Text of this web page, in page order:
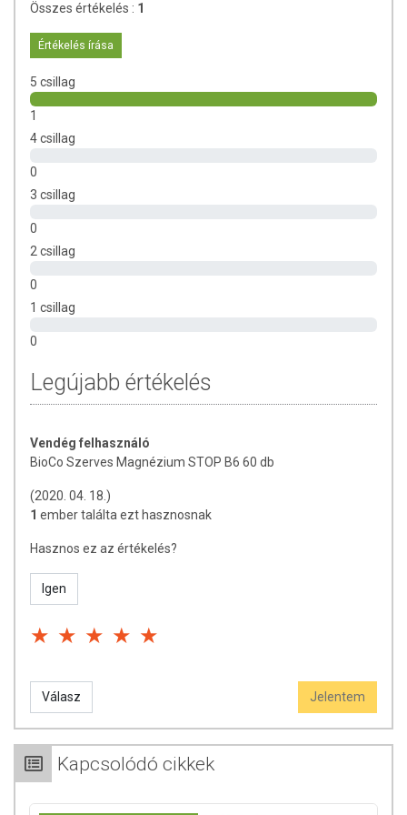
A Specifikációban szereplő adatok egy tablettára
vonatkoznak!
ÖSSZETEVŐK
cellulóz); fényező anyag (zsírsavak)
TOVÁBBI TUDNIVALÓK
Tárolás:
között)! A termék kupakját mindig gondosan zárja vissza!
Minőségét megőrzi
kiegyensúlyozott, változatos, vegyes étrendet és az egészséges
életmódot! A napi ajánlott mennyiséget ne lépje túl! A
készítményt, ha az összetevők bármelyikére érzékeny vagy
allergiás!
Összes értékelés : 1
Értékelés írása
5 csillag
1
4 csillag
0
3 csillag
0
2 csillag
0
1 csillag
0
Legújabb értékelés
Vendég felhasználó
BioCo Szerves Magnézium STOP B6 60 db
(2020. 04. 18.)
1 ember találta ezt hasznosnak
Hasznos ez az értékelés?
Igen
Válasz Jelentem
Kapcsolódó cikkek